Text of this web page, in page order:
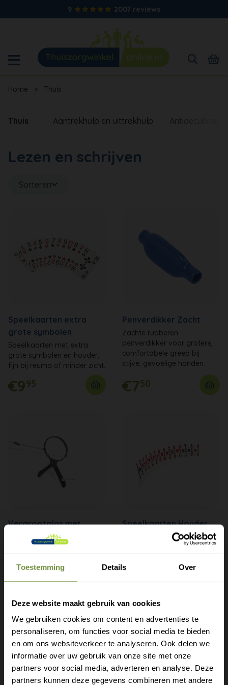
Toestemming Details Over
Deze website maakt gebruik van cookies
We gebruiken cookies om content en advertenties te
personaliseren, om functies voor social media te bieden
en om ons websiteverkeer te analyseren. Ook delen we
informatie over uw gebruik van onze site met onze
partners voor social media, adverteren en analyse. Deze
partners kunnen deze gegevens combineren met andere
9 2007 reviews
Home > Thuis
Thuis Aantrekhulp en uittrekhulp Antidecubitus
Lezen en schrijven
Sorteren
Speelkaarten extra
grote symbolen
Speelkaarten met extra
grote symbolen en houder,
fijn bij reuma of minder zicht.
€995
Penverdikker Zacht
Zachte rubberen
penverdikker voor grotere,
comfortabele greep bij
stijve, gevoelige handen.
€750
Vergrootglas met
nekkoord
vergroot 2-5x bij verminderd
zicht.
€15
Speelkaarten Houder
Speelkaartenhouder die je
kaarten vasthoudt, fijn bij
€1927
Heeft u een vraag of advies
Gratis verzending?
Laat je e-mail achter.